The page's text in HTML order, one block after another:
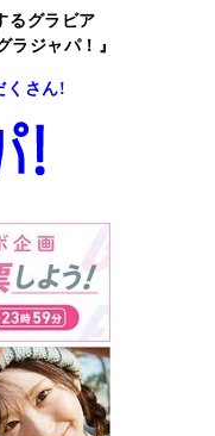
るグラビア
ラジャパ！』
くさん!